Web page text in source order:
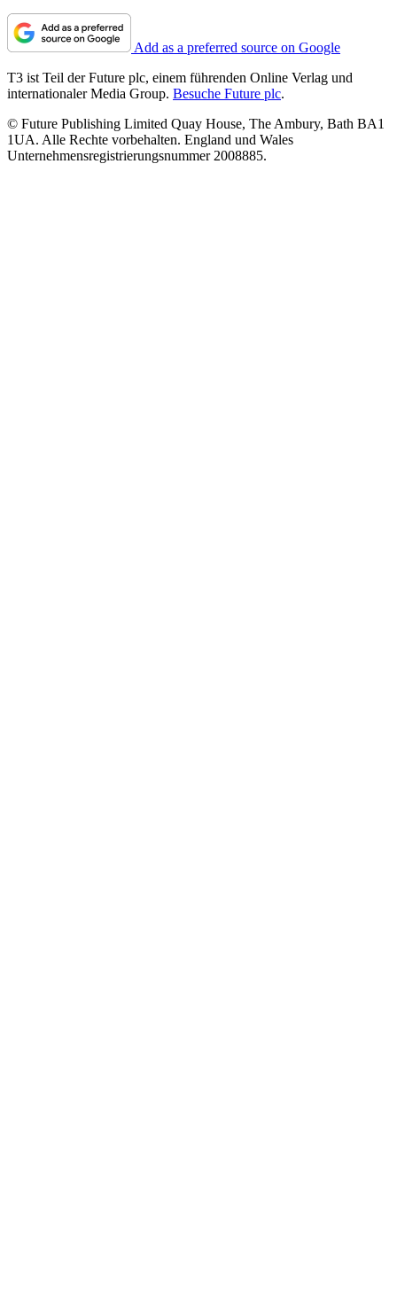
Add as a preferred source on Google
T3 ist Teil der Future plc, einem führenden Online Verlag und
internationaler Media Group. Besuche Future plc.
© Future Publishing Limited Quay House, The Ambury, Bath BA1
1UA. Alle Rechte vorbehalten. England und Wales
Unternehmensregistrierungsnummer 2008885.